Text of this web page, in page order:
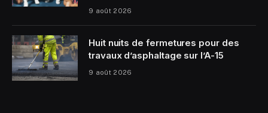
9 août 2026
Huit nuits de fermetures pour des
travaux d’asphaltage sur l’A-15
9 août 2026